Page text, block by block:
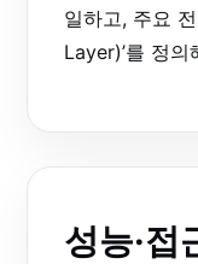
일하고, 주요
Layer)’를 정
성능·접